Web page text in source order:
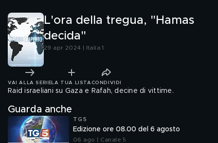
L'ora della tregua, "Hamas
decida"
29 apr 2024 | Italia 1
VAI ALLA SERIE LA TUA LISTA CONDIVIDI
Raid israeliani su Gaza e Rafah, decine di vittime.
Guarda anche
TG5
Edizione ore 08.00 del 6 agosto
06 ago | Canale 5